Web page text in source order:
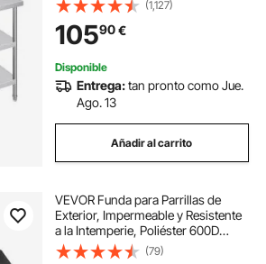
Inferiores Ajustables Mesa de
Preparación para Parrilla, Cocina,
Hogar
(1,127)
10590€
Disponible
Entrega:tan pronto como Jue.
Ago. 13
Añadir al carrito
VEVOR Funda para Parrillas de
Exterior, Impermeable y Resistente
a la Intemperie, Poliéster 600D
Duradero, 280 g/m², Fácil de Poner
(79)